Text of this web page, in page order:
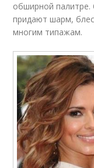
обширной палитре.
придают шарм,
многим типажам.